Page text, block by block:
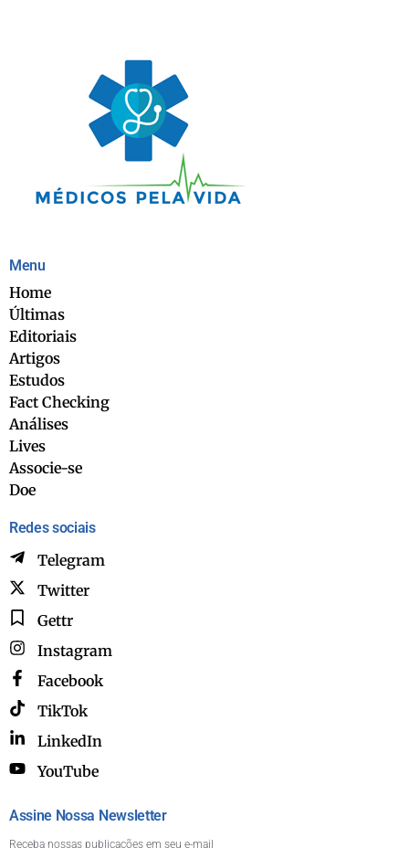
Menu
Home
Últimas
Editoriais
Artigos
Estudos
Fact Checking
Análises
Lives
Associe-se
Doe
Redes sociais
Telegram
Twitter
Gettr
Instagram
Facebook
TikTok
LinkedIn
YouTube
Assine Nossa Newsletter
Receba nossas publicações em seu e-mail